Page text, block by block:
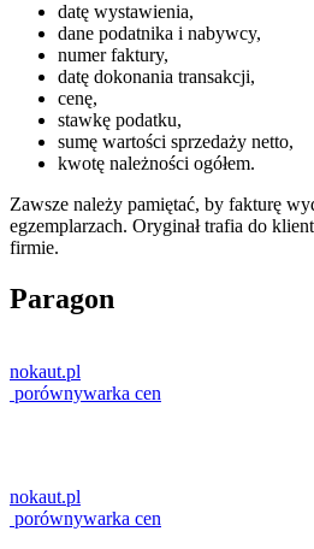
datę wystawienia,
dane podatnika i nabywcy,
numer faktury,
datę dokonania transakcji,
cenę,
stawkę podatku,
sumę wartości sprzedaży netto,
kwotę należności ogółem.
Zawsze należy pamiętać, by fakturę
egzemplarzach. Oryginał trafia do
firmie.
Paragon
nokaut.pl
porównywarka cen
nokaut.pl
porównywarka cen